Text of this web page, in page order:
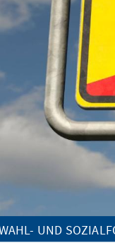
UND